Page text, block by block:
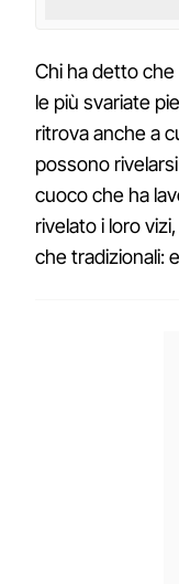
Chi ha detto che
le più svariate
ritrova anche a
possono
cuoco che ha
rivelato i loro
che tradizionali: